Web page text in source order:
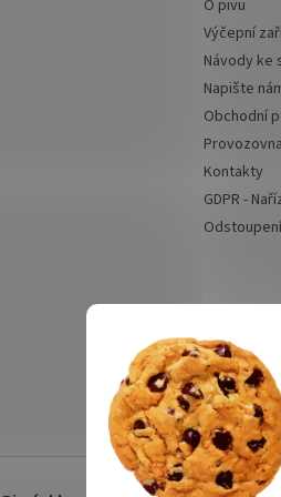
O pivu
Výčepní
Návody ke
Napište
Obchodní
Provozovna
Kontakty
GDPR -